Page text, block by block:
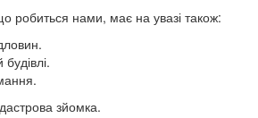
робиться нами, має на увазі також:
зйомка.